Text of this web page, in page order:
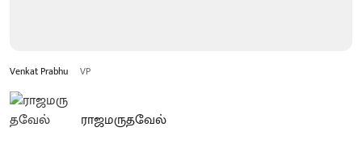
Venkat Prabhu VP
ராஜமருதவேல்